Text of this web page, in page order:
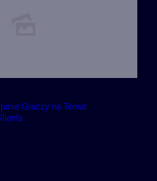
Graczy na Temat